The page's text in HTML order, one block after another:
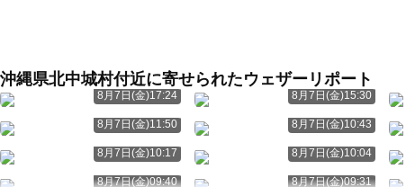
沖縄県北中城村付近に寄せられたウェザーリポート
8月7日(金)17:24 8月7日(金)15:30
8月7日(金)11:50 8月7日(金)10:43
8月7日(金)10:17 8月7日(金)10:04
8月7日(金)09:40 8月7日(金)09:31